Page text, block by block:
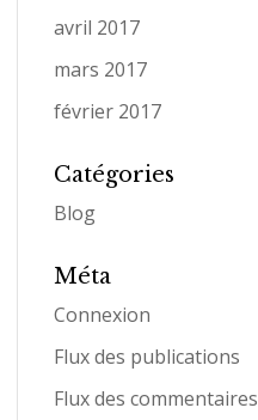
avril 2017
mars 2017
février 2017
Catégories
Blog
Méta
Connexion
Flux des publications
Flux des commentaires